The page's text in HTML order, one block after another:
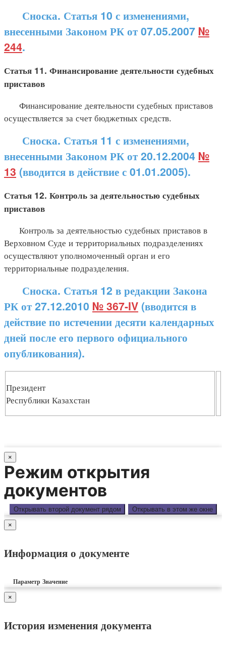
Сноска. Статья 10 с изменениями,
внесенными Законом РК от 07.05.2007 №
244.
Статья 11. Финансирование деятельности судебных
приставов
Финансирование деятельности судебных приставов
осуществляется за счет бюджетных средств.
Сноска. Статья 11 с изменениями,
внесенными Законом РК от 20.12.2004 №
13 (вводится в действие с 01.01.2005).
Статья 12. Контроль за деятельностью судебных
приставов
Контроль за деятельностью судебных приставов в
Верховном Суде и территориальных подразделениях
осуществляют уполномоченный орган и его
территориальные подразделения.
Сноска. Статья 12 в редакции Закона
РК от 27.12.2010 № 367-IV (вводится в
действие по истечении десяти календарных
дней после его первого официального
опубликования).
Президент
Республики Казахстан
×
Режим открытия
документов
Открывать второй документ рядом Открывать в этом же окне
×
Информация о документе
Параметр Значение
×
История изменения документа